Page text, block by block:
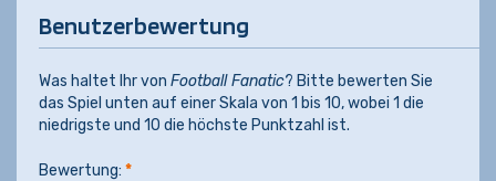
Benutzerbewertung
Was haltet Ihr von Football Fanatic? Bitte bewerten Sie
das Spiel unten auf einer Skala von 1 bis 10, wobei 1 die
niedrigste und 10 die höchste Punktzahl ist.
Bewertung: *